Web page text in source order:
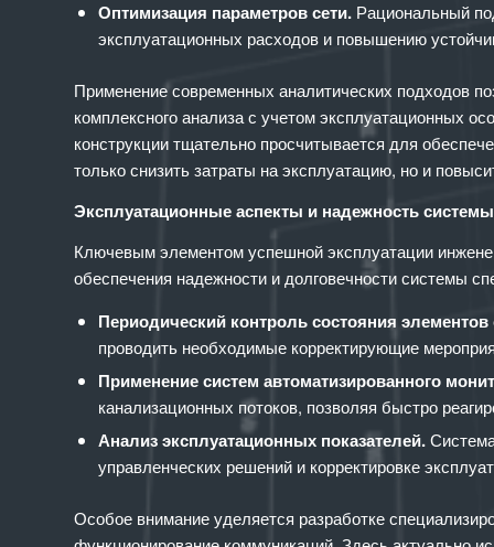
Оптимизация параметров сети. Рациональный
эксплуатационных расходов и повышению
Применение современных аналитических подходов
комплексного анализа с учетом эксплуатационных
конструкции тщательно просчитывается для
только снизить затраты на эксплуатацию, но и
Эксплуатационные аспекты и надежность системы
Ключевым элементом успешной эксплуатации
обеспечения надежности и долговечности системы
Периодический контроль состояния элементов
проводить необходимые корректирующие
Применение систем автоматизированного
канализационных потоков, позволяя быстро
Анализ эксплуатационных показателей.
управленческих решений и корректировке
Особое внимание уделяется разработке